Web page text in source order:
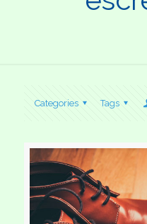
Categories Tags